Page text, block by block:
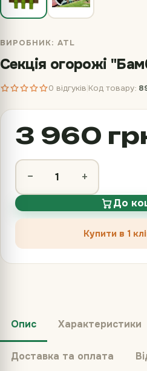
ВИРОБНИК: ATL
Секція огорожі
0 відгуків Код товару:
3 960
− +
До
Купити в 1
Опис Характеристики
Доставка та оплата